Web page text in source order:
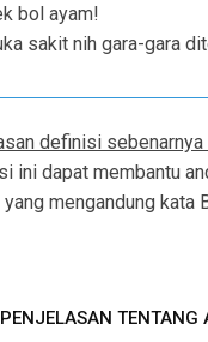
bol ayam!
sakit nih gara-gara
definisi sebenarnya
ini dapat membantu
mengandung kata
TENTANG